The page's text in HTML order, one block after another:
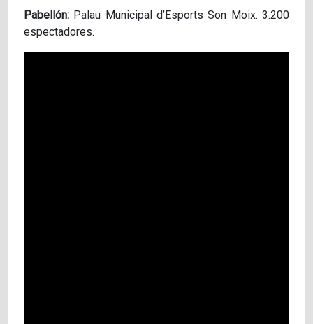
Pabellón: Palau Municipal d’Esports Son Moix. 3.200
espectadores.